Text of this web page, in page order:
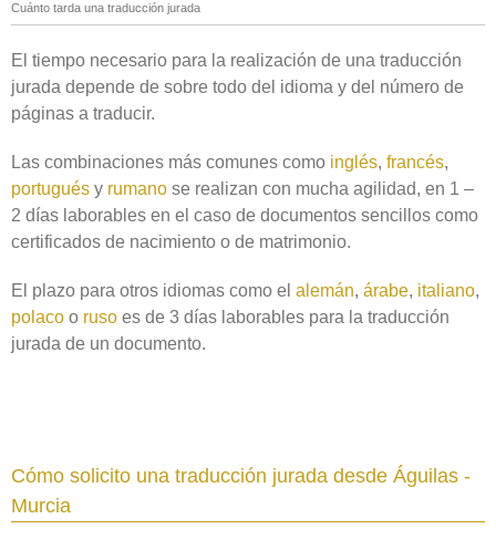
Cuánto tarda una traducción jurada
El tiempo necesario para la realización de una traducción
jurada depende de sobre todo del idioma y del número de
páginas a traducir.
Las combinaciones más comunes como inglés, francés,
portugués y rumano se realizan con mucha agilidad, en 1 –
2 días laborables en el caso de documentos sencillos como
certificados de nacimiento o de matrimonio.
El plazo para otros idiomas como el alemán, árabe, italiano,
polaco o ruso es de 3 días laborables para la traducción
jurada de un documento.
Cómo solicito una traducción jurada desde Águilas -
Murcia